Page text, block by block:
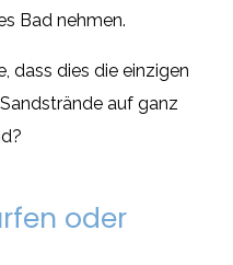
Bad nehmen.
dass dies die einzigen
auf ganz
oder